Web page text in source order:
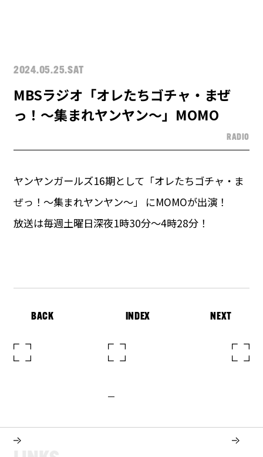
2024.05.25.SAT
MBSラジオ「オレたちゴチャ・まぜ
っ！～集まれヤンヤン～」MOMO
RADIO
ヤンヤンガールズ16期として「オレたちゴチャ・ま
ぜっ！～集まれヤンヤン～」 にMOMOが出演！
放送は毎週土曜日深夜1時30分～4時28分！
BACK INDEX NEXT